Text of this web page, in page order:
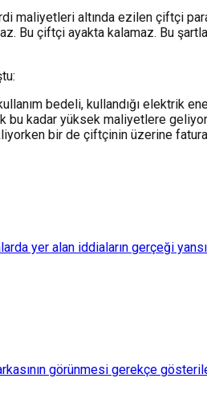
maliyetleri altında ezilen çiftçi
Bu çiftçi ayakta kalamaz. Bu
bedeli, kullandığı elektrik
bu kadar yüksek maliyetlere
bir de çiftçinin üzerine
yer alan iddiaların gerçeği
görünmesi gerekçe